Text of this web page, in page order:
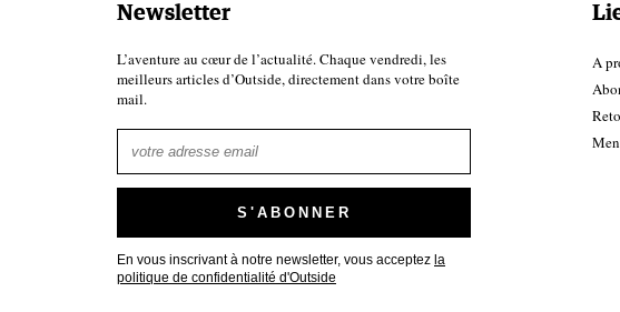
Newsletter
L’aventure au cœur de l’actualité. Chaque vendredi, les
meilleurs articles d’Outside, directement dans votre boîte
mail.
En vous inscrivant à notre newsletter, vous acceptez la
politique de confidentialité d'Outside
A